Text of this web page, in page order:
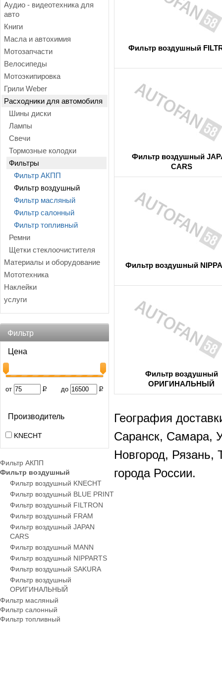
Аудио - видеотехника для
авто
Книги
Масла и автохимия
Мотозапчасти
Велосипеды
Мотоэкипировка
Грили Weber
Расходники для автомобиля
Шины диски
Лампы
Свечи
Тормозные колодки
Фильтры
Фильтр АКПП
Фильтр воздушный
Фильтр масляный
Фильтр салонный
Фильтр топливный
Ремни
Щетки стеклоочистителя
Материалы и оборудование
Мототехника
Наклейки
услуги
Фильтр
Цена
от Р до Р
Производитель
KNECHT
Фильтр АКПП
Фильтр воздушный
Фильтр воздушный KNECHT
Фильтр воздушный BLUE PRINT
Фильтр воздушный FILTRON
Фильтр воздушный FRAM
Фильтр воздушный JAPAN
CARS
Фильтр воздушный MANN
Фильтр воздушный NIPPARTS
Фильтр воздушный SAKURA
Фильтр воздушный
ОРИГИНАЛЬНЫЙ
Фильтр масляный
Фильтр салонный
Фильтр топливный
Фильтр воздушный
Фильтр воздушный
CARS
Фильтр воздушный
Фильтр воздушный
ОРИГИНАЛЬНЫЙ
География
Саранск, Самара,
Новгород, Рязань,
города России.